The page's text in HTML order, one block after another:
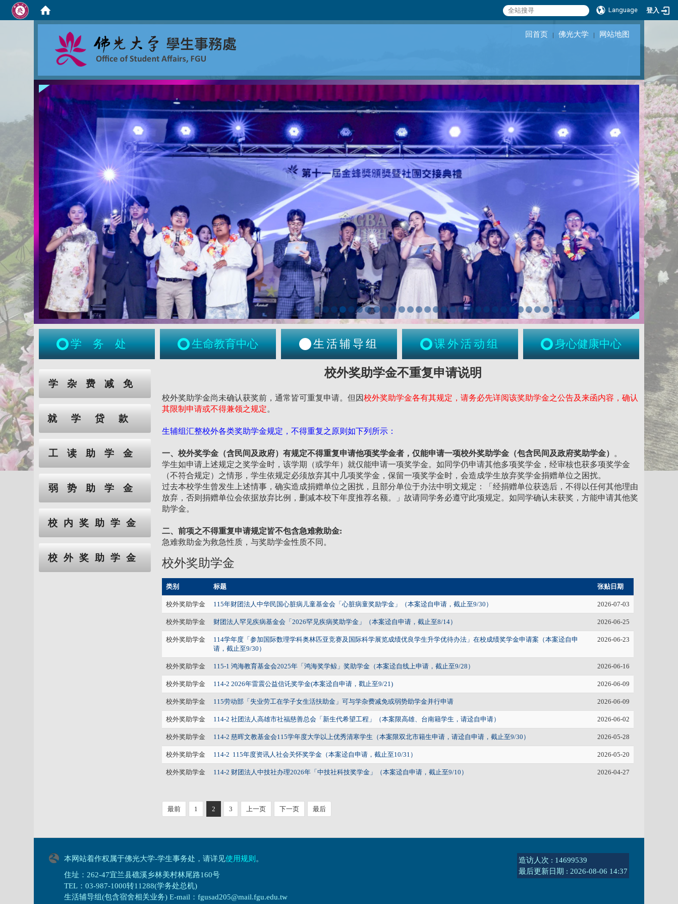
Language 登入
回首页 ｜ 佛光大学 ｜ 网站地图
学务处 生命教育中心 生活辅导组 课外活动组 身心健康中心
:::
:::
学杂费减免
就学贷款
工读助学金
弱势助学金
校内奖助学金
校外奖助学金
校外奖助学金不重复申请说明
校外奖助学金尚未确认获奖前，通常皆可重复申请。但因校外奖助学金各有其规定，请务必先详阅该奖助学金之公告及来函内容，确认
其限制申请或不得兼领之规定。
生辅组汇整校外各类奖助学金规定，不得重复之原则如下列所示：
一、校外奖学金（含民间及政府）有规定不得重复申请他项奖学金者，仅能申请一项校外奖助学金（包含民间及政府奖助学金）
。
学生如申请上述规定之奖学金时，该学期（或学年）就仅能申请一项奖学金。如同学仍申请其他多项奖学金，经审核也获多项奖学金
（不符合规定）之情形，学生依规定必须放弃其中几项奖学金，保留一项奖学金时，会造成学生放弃奖学金捐赠单位之困扰。
过去本校学生曾发生上述情事，确实造成捐赠单位之困扰，且部分单位于办法中明文规定：「经捐赠单位获选后，不得以任何其他理由
放弃，否则捐赠单位会依据放弃比例，删减本校下年度推荐名额。」故请同学务必遵守此项规定。如同学确认未获奖，方能申请其他奖
助学金。
二、前项之不得重复申请规定皆不包含急难救助金:
急难救助金为救急性质，与奖助学金性质不同。
校外奖助学金
类别 标题 张贴日期
校外奖助学金 115年财团法人中华民国心脏病儿童基金会「心脏病童奖励学金」（本案迳自申请，截止至9/30） 2026-07-03
校外奖助学金 财团法人罕见疾病基金会「2026罕见疾病奖助学金」（本案迳自申请，截止至8/14） 2026-06-25
校外奖助学金
114学年度「参加国际数理学科奥林匹亚竞赛及国际科学展览成绩优良学生升学优待办法」在校成绩奖学金申请案（本案迳自申
请，截止至9/30）
2026-06-23
校外奖助学金 115-1 鸿海教育基金会2025年「鸿海奖学鲸」奖助学金（本案迳自线上申请，截止至9/28） 2026-06-16
校外奖助学金 114-2 2026年雷震公益信讬奖学金(本案迳自申请，戳止至9/21) 2026-06-09
校外奖助学金 115劳动部「失业劳工在学子女生活扶助金」可与学杂费减免或弱势助学金并行申请 2026-06-09
校外奖助学金 114-2 社团法人高雄市社福慈善总会「新生代希望工程」（本案限高雄、台南籍学生，请迳自申请） 2026-06-02
校外奖助学金 114-2 慈晖文教基金会115学年度大学以上优秀清寒学生（本案限双北市籍生申请，请迳自申请，截止至9/30） 2026-05-28
校外奖助学金 114-2 115年度资讯人社会关怀奖学金（本案迳自申请，截止至10/31） 2026-05-20
校外奖助学金 114-2 财团法人中技社办理2026年「中技社科技奖学金」（本案迳自申请，截止至9/10） 2026-04-27
最前 1 2 3 上一页 下一页 最后
本网站着作权属于佛光大学-学生事务处，请详见使用规则 。
住址：262-47宜兰县礁溪乡林美村林尾路160号
TEL：03-987-1000转11288(学务处总机)
生活辅导组(包含宿舍相关业务) E-mail：fgusad205@mail.fgu.edu.tw
造访人次 : 14699539
最后更新日期 : 2026-08-06 14:37